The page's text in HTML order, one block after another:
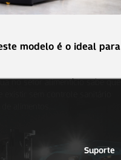
modelo é o ideal para
no setor alimentício sabe que
Suporte